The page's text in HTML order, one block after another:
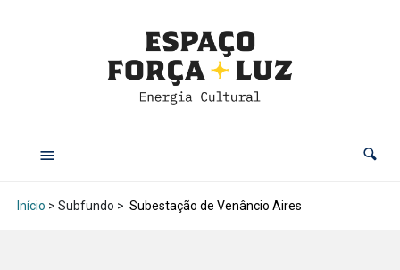
Início > Subfundo > Subestação de Venâncio Aires